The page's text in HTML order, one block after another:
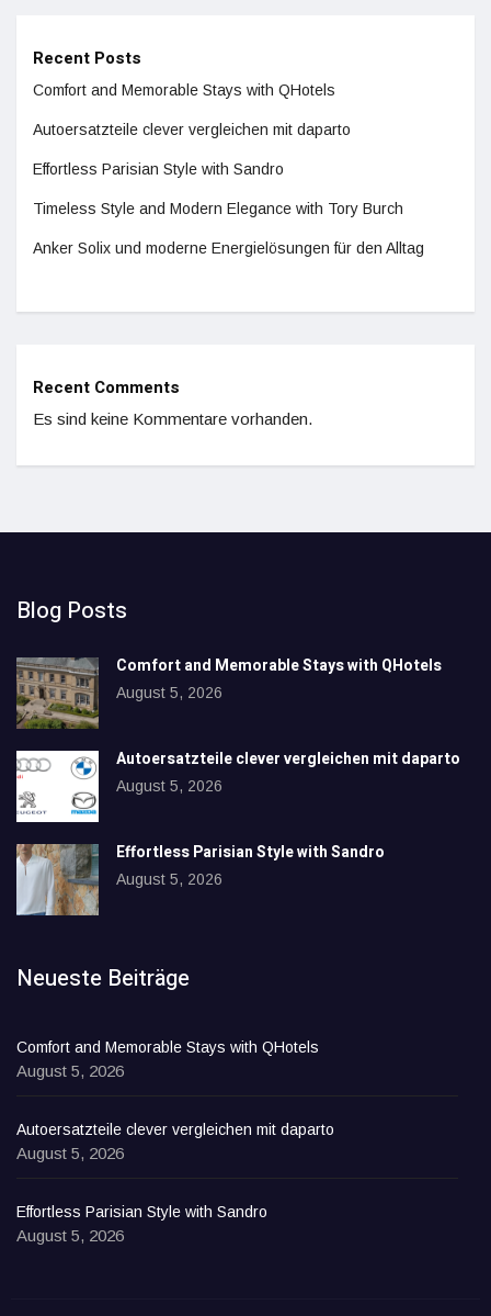
Recent Posts
Comfort and Memorable Stays with QHotels
Autoersatzteile clever vergleichen mit daparto
Effortless Parisian Style with Sandro
Timeless Style and Modern Elegance with Tory Burch
Anker Solix und moderne Energielösungen für den Alltag
Recent Comments
Es sind keine Kommentare vorhanden.
Blog Posts
Comfort and Memorable Stays with QHotels
August 5, 2026
Autoersatzteile clever vergleichen mit daparto
August 5, 2026
Effortless Parisian Style with Sandro
August 5, 2026
Neueste Beiträge
Comfort and Memorable Stays with QHotels
August 5, 2026
Autoersatzteile clever vergleichen mit daparto
August 5, 2026
Effortless Parisian Style with Sandro
August 5, 2026